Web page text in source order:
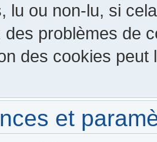
lu ou non-lu, si
problèmes de
des cookies peut
et